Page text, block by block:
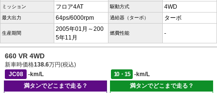
ミッション フロア4AT 駆動方式 4WD
最大出力 64ps/6000rpm 過給器（ターボ） ターボ
生産期間
2005年01月～200
5年11月
燃費性能 -
660 VR 4WD
新車時価格138.6万円(税込)
JC08
-km/L 10・15
-km/L
満タンでどこまで走る？
満タンでどこまで走る？